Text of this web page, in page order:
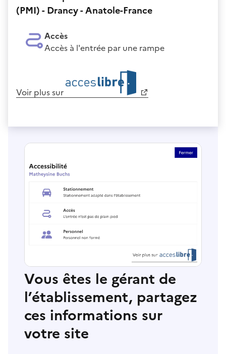
(PMI) - Drancy - Anatole-France
Accès
Accès à l'entrée par une rampe
Voir plus sur
Vous êtes le gérant de
l’établissement, partagez
ces informations sur
votre site